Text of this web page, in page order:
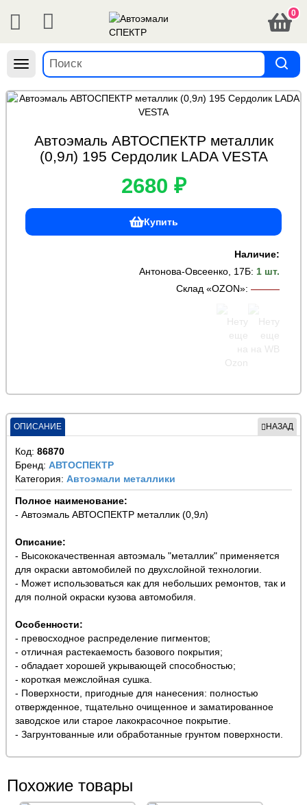
0
Навигация
Автоэмаль АВТОСПЕКТР металлик
(0,9л) 195 Сердолик LADA VESTA
2680 ₽
Купить
Наличие:
Антонова-Овсеенко, 17Б: 1 шт.
Склад «OZON»: ———
ОПИСАНИЕ НАЗАД
Код: 86870
Бренд: АВТОСПЕКТР
Категория: Автоэмали металлики
Полное наименование:
- Автоэмаль АВТОСПЕКТР металлик (0,9л)
Описание:
- Высококачественная автоэмаль "металлик" применяется
для окраски автомобилей по двухслойной технологии.
- Может использоваться как для небольших ремонтов, так и
для полной окраски кузова автомобиля.
Особенности:
- превосходное распределение пигментов;
- отличная растекаемость базового покрытия;
- обладает хорошей укрывающей способностью;
- короткая межслойная сушка.
- Поверхности, пригодные для нанесения: полностью
отвержденное, тщательно очищенное и заматированное
заводское или старое лакокрасочное покрытие.
- Загрунтованные или обработанные грунтом поверхности.
Похожие товары